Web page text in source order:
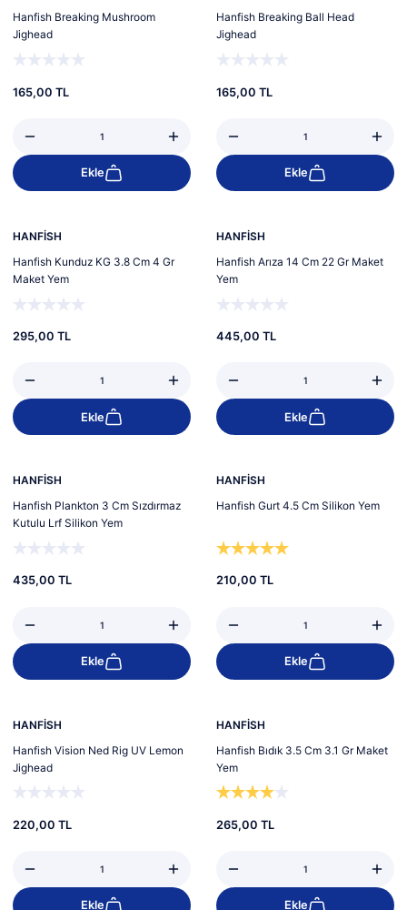
Hanfish Breaking Mushroom
Jighead
165,00 TL
Ekle
Hanfish Breaking Ball Head
Jighead
165,00 TL
Ekle
Yeni
HANFİSH
Hanfish Kunduz KG 3.8 Cm 4 Gr
Maket Yem
295,00 TL
Ekle
Yeni
HANFİSH
Hanfish Arıza 14 Cm 22 Gr Maket
Yem
445,00 TL
Ekle
Yeni
HANFİSH
Hanfish Plankton 3 Cm Sızdırmaz
Kutulu Lrf Silikon Yem
435,00 TL
Ekle
HANFİSH
Hanfish Gurt 4.5 Cm Silikon Yem
210,00 TL
Ekle
HANFİSH
Hanfish Vision Ned Rig UV Lemon
Jighead
220,00 TL
Ekle
Yeni
HANFİSH
Hanfish Bıdık 3.5 Cm 3.1 Gr Maket
Yem
265,00 TL
Ekle